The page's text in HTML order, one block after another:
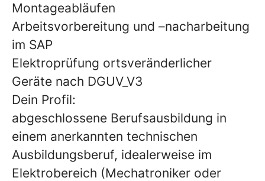
Montageabläufen
Arbeitsvorbereitung und –nacharbeitung
im SAP
Elektroprüfung ortsveränderlicher
Geräte nach DGUV_V3
Dein Profil:
abgeschlossene Berufsausbildung in
einem anerkannten technischen
Ausbildungsberuf, idealerweise im
Elektrobereich (Mechatroniker oder